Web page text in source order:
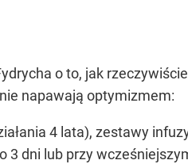
o to, jak
napawają optymizmem:
4 lata), zestawy
3 dni lub przy